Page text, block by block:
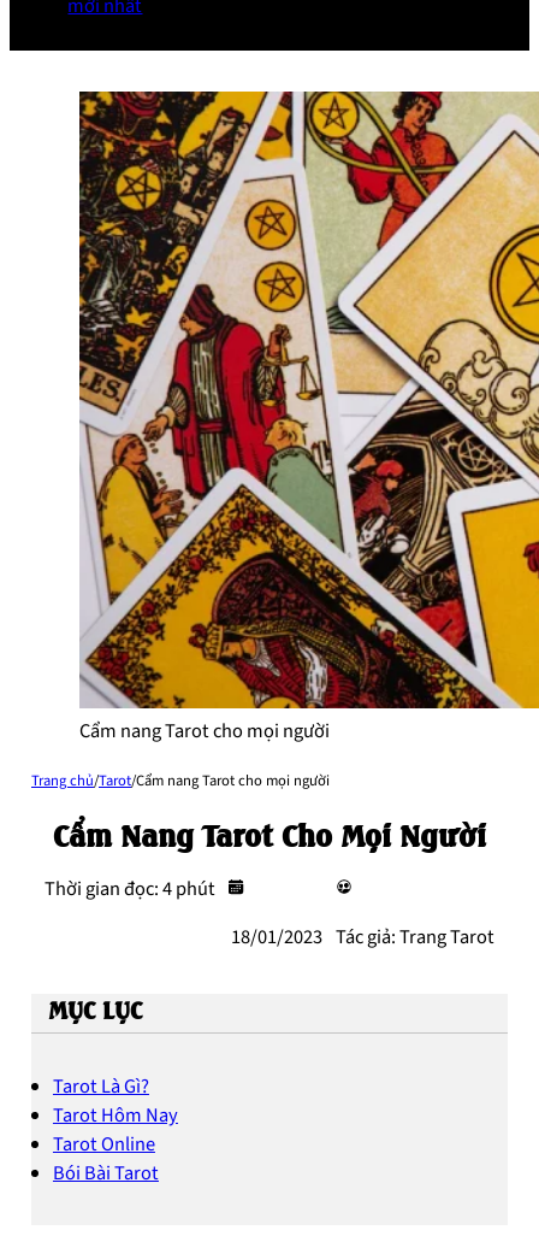
mới nhất
Cẩm nang Tarot cho mọi người
Trang chủ/Tarot/Cẩm nang Tarot cho mọi người
Cẩm Nang Tarot Cho Mọi Người
Thời gian đọc: 4 phút
18/01/2023 Tác giả: Trang Tarot
MỤC LỤC
Tarot Là Gì?
Tarot Hôm Nay
Tarot Online
Bói Bài Tarot